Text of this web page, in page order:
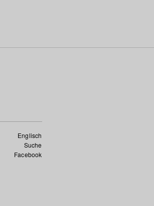
Englisch
Suche
Facebook